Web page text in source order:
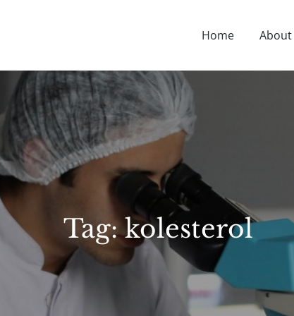
NUTRITION TIPS, HEALTH NEWS, AND MORE.
Home About
Tag:kolesterol